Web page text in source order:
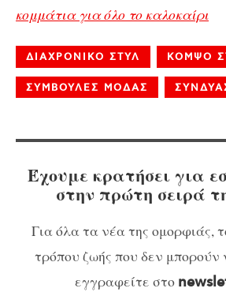
κομμάτια για όλο το καλοκαίρι
ΔΙΑΧΡΟΝΙΚΟ ΣΤΥΛ ΚΟΜΨΟ
ΣΥΜΒΟΥΛΕΣ ΜΟΔΑΣ
Έχουμε κρατήσει για
στην πρώτη σειρά
Για όλα τα νέα της ομορφιάς,
τρόπου ζωής που δεν μπορούν
εγγραφείτε στο